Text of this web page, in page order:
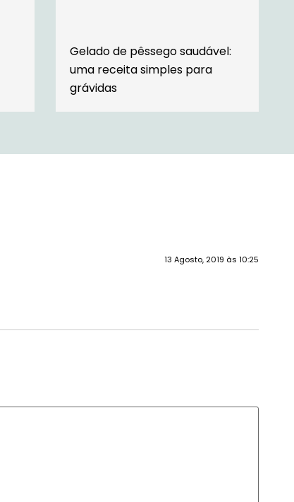
Gelado de pêssego saudável:
uma receita simples para
grávidas
13 Agosto, 2019 às 10:25